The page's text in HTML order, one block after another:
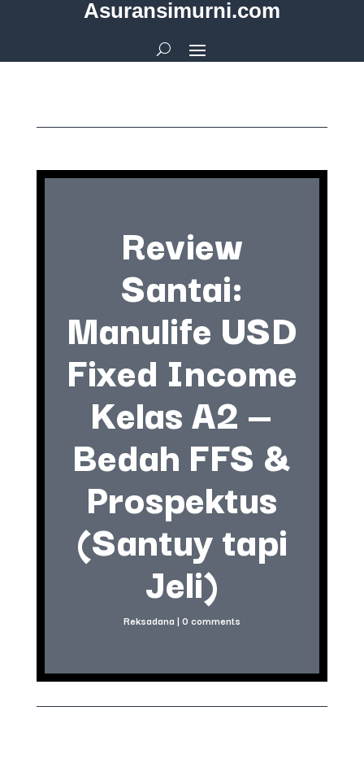
Asuransimurni.com
Review
Santai:
Manulife USD
Fixed Income
Kelas A2 —
Bedah FFS &
Prospektus
(Santuy tapi
Jeli)
Reksadana | 0 comments